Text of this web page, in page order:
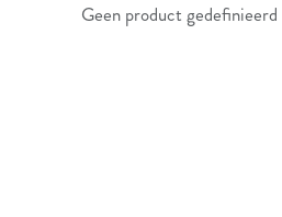
Geen product